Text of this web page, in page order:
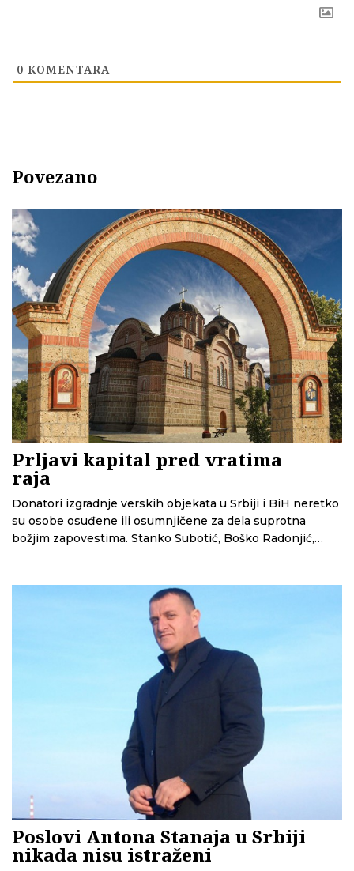
0 KOMENTARA
Povezano
Prljavi kapital pred vratima
raja
Donatori izgradnje verskih objekata u Srbiji i BiH neretko
su osobe osuđene ili osumnjičene za dela suprotna
božjim zapovestima. Stanko Subotić, Boško Radonjić,
Poslovi Antona Stanaja u Srbiji
nikada nisu istraženi